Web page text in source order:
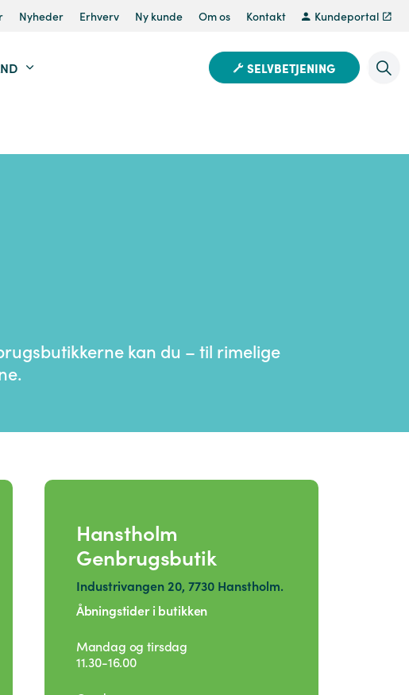
Nyheder Erhverv Ny kunde Om os Kontakt Kundeportal
SELVBETJENING
kan du – til rimelige
Hanstholm
Genbrugsbutik
Industrivangen 20, 7730 Hanstholm.
Åbningstider i butikken
Mandag og tirsdag
11.30-16.00